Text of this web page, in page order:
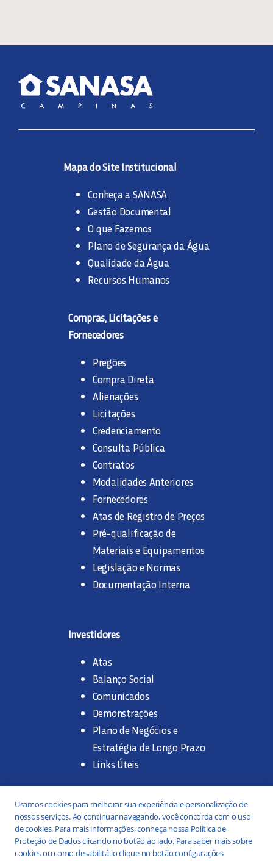
Mapa do Site Institucional
Conheça a SANASA
Gestão Documental
O que Fazemos
Plano de Segurança da Água
Qualidade da Água
Recursos Humanos
Compras, Licitações e
Fornecedores
Pregões
Compra Direta
Alienações
Licitações
Credenciamento
Consulta Pública
Contratos
Modalidades Anteriores
Fornecedores
Atas de Registro de Preços
Pré-qualificação de
Materiais e Equipamentos
Legislação e Normas
Documentação Interna
Investidores
Atas
Balanço Social
Comunicados
Demonstrações
Plano de Negócios e
Estratégia de Longo Prazo
Links Úteis
Trabalhe na SANASA
Concurso Público
Estágio
Usamos cookies para melhorar sua experiência e personalização de
nossos serviços. Ao continuar navegando, você concorda com o uso
de cookies. Para mais informações, conheça nossa Política de
Proteção de Dados clicando no botão ao lado. Para saber mais sobre
cookies ou como desabilitá-lo clique no botão configurações